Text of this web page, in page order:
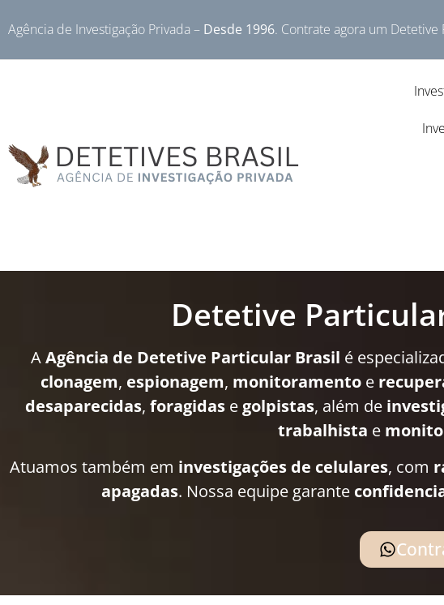
Agência de Investigação Privada – Desde 1996. Contrate agora um Detetive
Detetive
AAgência de Detetive Particular Brasil é
clonagem, espionagem, monitoramentoe
desaparecidas, foragidas e golpistas, além de
trabalhista e
Atuamos também em investigações de celulares, com
apagadas. Nossa equipe garante